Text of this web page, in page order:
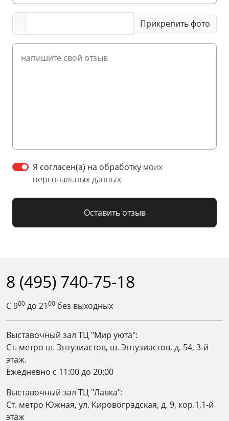
Прикрепить фото
Я согласен(а) на обработку моих
персональных данных
Оставить отзыв
8 (495) 740-75-18
С 900 до 2100 без выходных
Выставочный зал ТЦ "Мир уюта":
Ст. метро ш. Энтузиастов, ш. Энтузиастов, д. 54, 3-й
этаж.
Ежедневно c 11:00 до 20:00
Выставочный зал ТЦ "Лавка":
Ст. метро Южная, ул. Кировоградская, д. 9, кор.1,1-й
этаж